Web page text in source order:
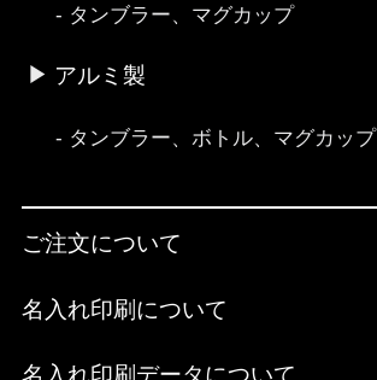
タンブラー、マグカップ
アルミ製
タンブラー、ボトル、マグカップ
ご注文について
名入れ印刷について
名入れ印刷データについて